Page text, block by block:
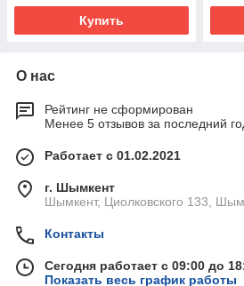
Купить
О нас
Рейтинг не сформирован
Менее 5 отзывов за последний
Работает с 01.02.2021
г. Шымкент
Шымкент, Циолковского 133,
Контакты
Сегодня работает с 09:00 до
Показать весь график работы